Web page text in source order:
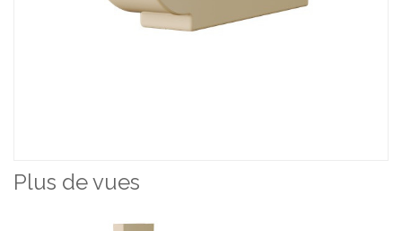
Plus de vues